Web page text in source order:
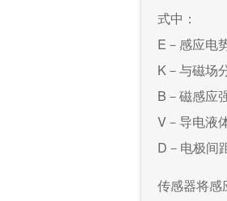
式中：
E－感应电
K－与磁场
B－磁感应
V－导电液
D－电极间
传感器将感